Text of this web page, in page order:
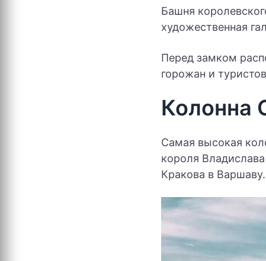
Башня
художественная
Перед замком
горожан и
Колонна
Самая высокая
короля
Кракова в Варшаву.